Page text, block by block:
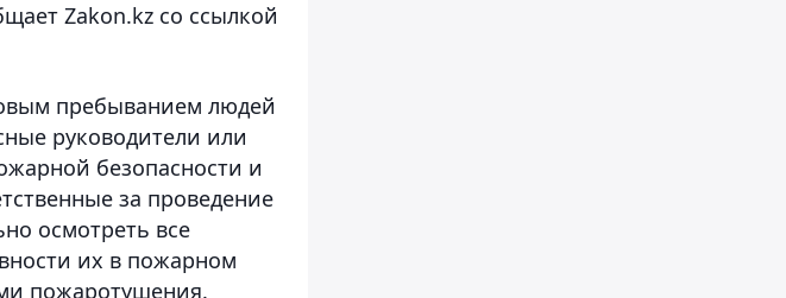
Zakon.kz со ссылкой
пребыванием людей
руководители или
безопасности и
за проведение
осмотреть все
их в пожарном
пожаротушения.